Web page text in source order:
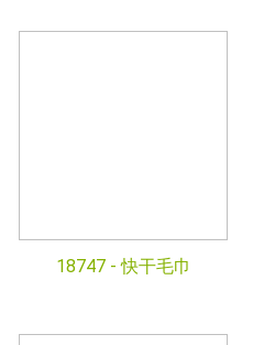
18747 -快干毛巾